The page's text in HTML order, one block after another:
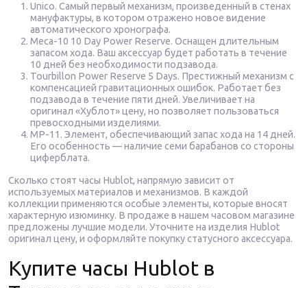
Unico. Самый первый механизм, произведенный в стенах
мануфактуры, в котором отражено новое видение
автоматического хронографа.
Meca-10 10 Day Power Reserve. Оснащен длительным
запасом хода. Ваш аксессуар будет работать в течение
10 дней без необходимости подзавода.
Tourbillon Power Reserve 5 Days. Престижный механизм с
компенсацией гравитационных ошибок. Работает без
подзавода в течение пяти дней. Увеличивает на
оригинал «Хублот» цену, но позволяет пользоваться
превосходными изделиями.
MP-11. Элемент, обеспечивающий запас хода на 14 дней.
Его особенность — наличие семи барабанов со стороны
циферблата.
Сколько стоят часы Hublot, напрямую зависит от
используемых материалов и механизмов. В каждой
коллекции применяются особые элементы, которые вносят
характерную изюминку. В продаже в нашем часовом магазине
предложены лучшие модели. Уточните на изделия Hublot
оригинал цену, и оформляйте покупку статусного аксессуара.
Купите часы Hublot в